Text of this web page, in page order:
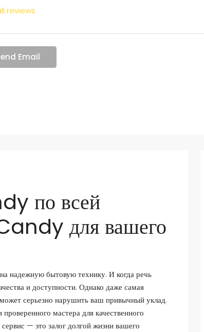
reviews
Email
по всей
для вашего
надежную бытовую технику. И когда речь
и доступности. Однако даже самая
серьезно нарушить ваш привычный уклад.
мастера для качественного
— это залог долгой жизни вашего